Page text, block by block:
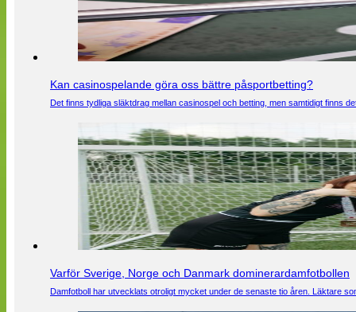
Kan casinospelande göra oss bättre påsportbetting?
Det finns tydliga släktdrag mellan casinospel och betting, men samtidigt finns
Varför Sverige, Norge och Danmark dominerardamfotbollen
Damfotboll har utvecklats otroligt mycket under de senaste tio åren. Läktare